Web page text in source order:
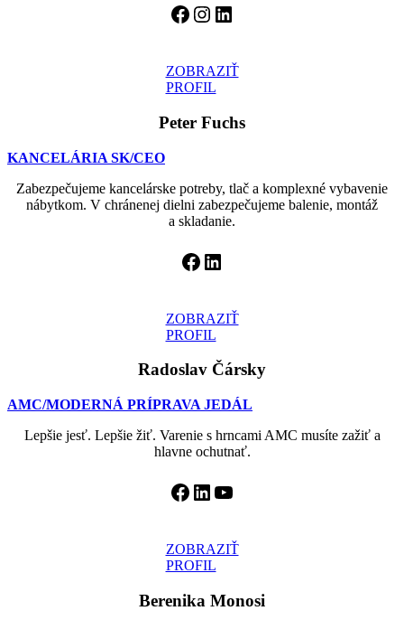
Facebook
Instagram
LinkedIn
ZOBRAZIŤ
PROFIL
Peter Fuchs
KANCELÁRIA SK/CEO
Zabezpečujeme kancelárske potreby, tlač a komplexné vybavenie
nábytkom. V chránenej dielni zabezpečujeme balenie, montáž
a skladanie.
Facebook
LinkedIn
ZOBRAZIŤ
PROFIL
Radoslav Čársky
AMC/MODERNÁ PRÍPRAVA JEDÁL
Lepšie jesť. Lepšie žiť. Varenie s hrncami AMC musíte zažiť a
hlavne ochutnať.
Facebook
LinkedIn
YouTube
ZOBRAZIŤ
PROFIL
Berenika Monosi